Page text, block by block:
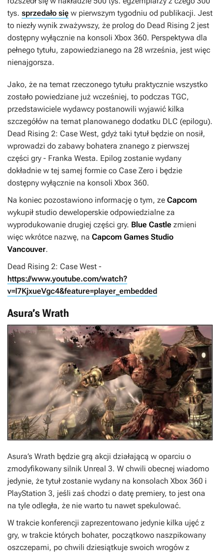
tys. sprzedało się w pierwszym tygodniu od publikacji. Jest
to niezły wynik zważywszy, że prolog do Dead Rising 2 jest
dostępny wyłącznie na konsoli Xbox 360. Perspektywa dla
pełnego tytułu, zapowiedzianego na 28 września, jest więc
nienajgorsza.
Jako, że na temat rzeczonego tytułu praktycznie wszystko
zostało powiedziane już wcześniej, to podczas TGC,
przedstawiciele wydawcy postanowili wyjawić kilka
szczegółów na temat planowanego dodatku DLC (epilogu).
Dead Rising 2: Case West, gdyż taki tytuł będzie on nosił,
wprowadzi do zabawy bohatera znanego z pierwszej
części gry - Franka Westa. Epilog zostanie wydany
dokładnie w tej samej formie co Case Zero i będzie
dostępny wyłącznie na konsoli Xbox 360.
Na koniec pozostawiono informację o tym, ze Capcom
wykupił studio deweloperskie odpowiedzialne za
wyprodukowanie drugiej części gry. Blue Castle zmieni
więc wkrótce nazwę, na Capcom Games Studio
Vancouver.
Dead Rising 2: Case West -
https://www.youtube.com/watch?
v=l7KjxueVgc4&feature=player_embedded
Asura’s Wrath
Asura’s Wrath będzie grą akcji działającą w oparciu o
zmodyfikowany silnik Unreal 3. W chwili obecnej wiadomo
jedynie, że tytuł zostanie wydany na konsolach Xbox 360 i
PlayStation 3, jeśli zaś chodzi o datę premiery, to jest ona
na tyle odległa, że nie warto tu nawet spekulować.
W trakcie konferencji zaprezentowano jedynie kilka ujęć z
gry, w trakcie których bohater, początkowo naszpikowany
oszczepami, po chwili dziesiątkuje swoich wrogów z